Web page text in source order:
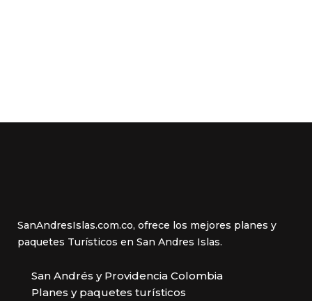
SanAndresIslas.com.co, ofrece los mejores planes y
paquetes Turísticos en San Andres Islas.
San Andrés y Providencia Colombia
Planes y paquetes turísticos